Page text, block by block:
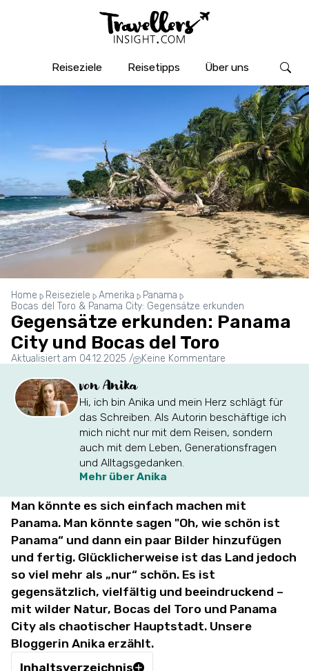
Reiseziele Reisetipps Über uns
Home Reiseziele Amerika
Panama
Bocas del Toro & Panama City: Gegensätze erkunden
Gegensätze erkunden: Panama
City und Bocas del Toro
Aktualisiert am 04.12.2025 / Keine Kommentare
von Anika
Hi, ich bin Anika und mein Herz schlägt für
das Schreiben. Als Autorin beschäftige ich
mich nicht nur mit dem Reisen, sondern
auch mit dem Leben, Generationsfragen
und Alltagsgedanken.
Mehr über Anika
Man könnte es sich einfach machen mit
Panama. Man könnte sagen "Oh, wie schön ist
Panama“ und dann ein paar Bilder hinzufügen
und fertig. Glücklicherweise ist das Land jedoch
so viel mehr als „nur“ schön. Es ist
gegensätzlich, vielfältig und beeindruckend –
mit wilder Natur, Bocas del Toro und Panama
City als chaotischer Hauptstadt. Unsere
Bloggerin Anika erzählt.
Inhaltsverzeichnis